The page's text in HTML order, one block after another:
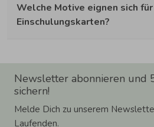
Welche Motive eignen sich für
Einschulungskarten?
Newsletter abonnieren und
sichern!
Melde Dich zu unserem
Laufenden.